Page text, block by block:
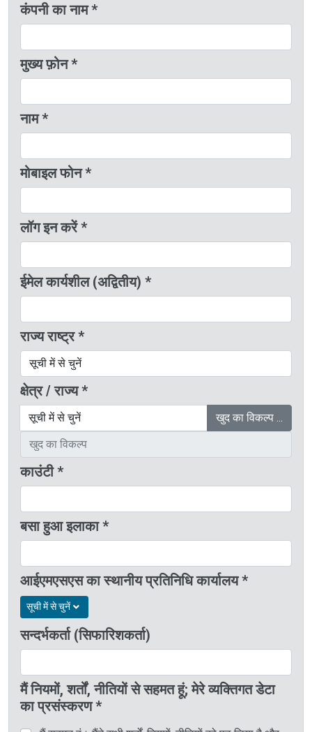
कंपनी का नाम *
मुख्य फ़ोन *
नाम *
मोबाइल फोन *
लॉग इन करें *
ईमेल कार्यशील (अद्वितीय) *
राज्य राष्ट्र *
क्षेत्र / राज्य *
खुद का विकल्प …
काउंटी *
बसा हुआ इलाका *
आईएमएसएस का स्थानीय प्रतिनिधि कार्यालय *
सूची में से चुनें
सन्दर्भकर्ता (सिफारिशकर्ता)
मैं नियमों, शर्तों, नीतियों से सहमत हूं; मेरे व्यक्तिगत डेटा
का प्रसंस्करण *